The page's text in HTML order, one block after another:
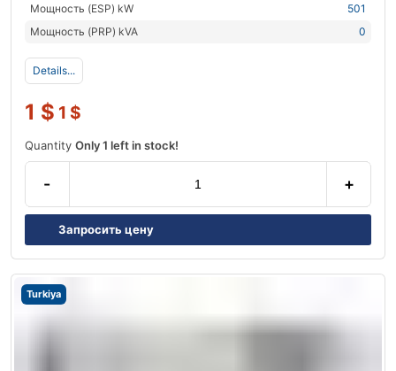
Мощность (ESP) kW
501
Мощность (PRP) kVA
0
Details...
1 $ 1 $
Quantity Only 1 left in stock!
- +
Запросить цену
Turkiya